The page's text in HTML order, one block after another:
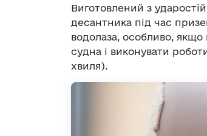
Виготовлений з
десантника під час
водолаза, особливо,
судна і виконувати
хвиля).